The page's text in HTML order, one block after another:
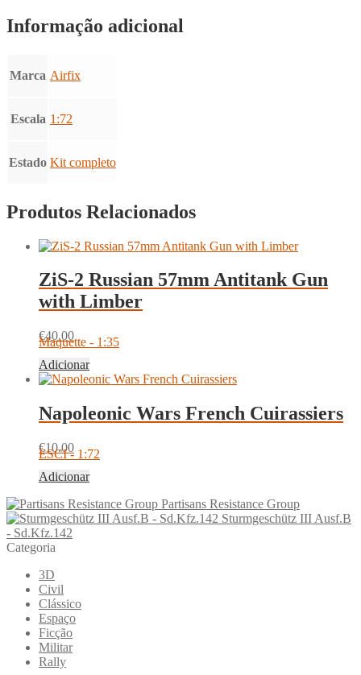
Informação adicional
Marca Airfix
Escala 1:72
Estado Kit completo
Produtos Relacionados
ZiS-2 Russian 57mm Antitank Gun
with Limber
€40.00
Maquette - 1:35
Adicionar
Napoleonic Wars French Cuirassiers
€10.00
ESCI - 1:72
Adicionar
Partisans Resistance Group
Sturmgeschütz III Ausf.B
- Sd.Kfz.142
Categoria
3D
Civil
Clássico
Espaço
Ficção
Militar
Rally